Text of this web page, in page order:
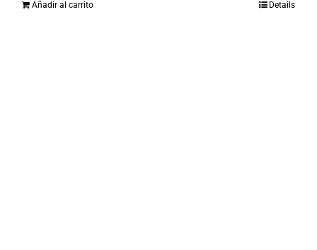
Añadir al carrito Details